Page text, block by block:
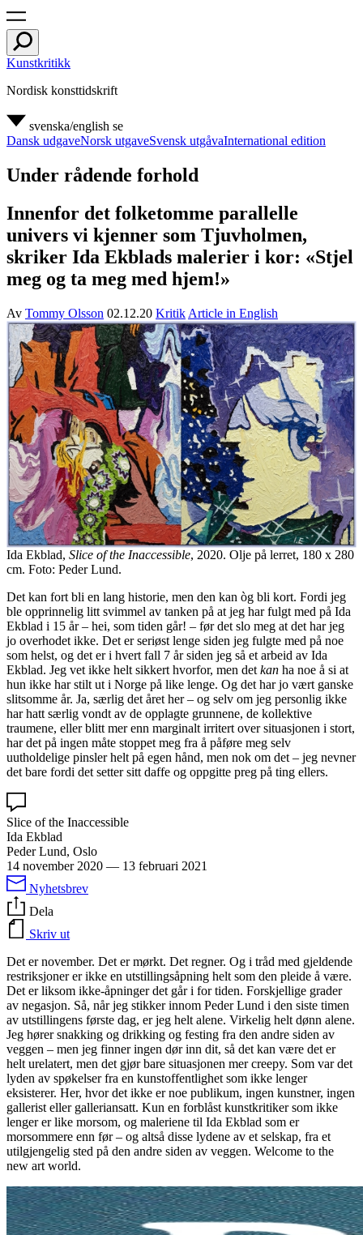
Kunstkritikk
Nordisk konsttidskrift
svenska/english se
Dansk udgaveNorsk utgaveSvensk utgåvaInternational edition
Under rådende forhold
Innenfor det folketomme parallelle
univers vi kjenner som Tjuvholmen,
skriker Ida Ekblads malerier i kor: «Stjel
meg og ta meg med hjem!»
Av Tommy Olsson 02.12.20 Kritik Article in English
Ida Ekblad, Slice of the Inaccessible, 2020. Olje på lerret, 180 x 280
cm. Foto: Peder Lund.
Det kan fort bli en lang historie, men den kan òg bli kort. Fordi jeg
ble opprinnelig litt svimmel av tanken på at jeg har fulgt med på Ida
Ekblad i 15 år – hei, som tiden går! – før det slo meg at det har jeg
jo overhodet ikke. Det er seriøst lenge siden jeg fulgte med på noe
som helst, og det er i hvert fall 7 år siden jeg så et arbeid av Ida
Ekblad. Jeg vet ikke helt sikkert hvorfor, men det kan ha noe å si at
hun ikke har stilt ut i Norge på like lenge. Og det har jo vært ganske
slitsomme år. Ja, særlig det året her – og selv om jeg personlig ikke
har hatt særlig vondt av de opplagte grunnene, de kollektive
traumene, eller blitt mer enn marginalt irritert over situasjonen i stort,
har det på ingen måte stoppet meg fra å påføre meg selv
uutholdelige pinsler helt på egen hånd, men nok om det – jeg nevner
det bare fordi det setter sitt daffe og oppgitte preg på ting ellers.
Slice of the Inaccessible
Ida Ekblad
Peder Lund, Oslo
14 november 2020 — 13 februari 2021
Nyhetsbrev
Dela
Skriv ut
Det er november. Det er mørkt. Det regner. Og i tråd med gjeldende
restriksjoner er ikke en utstillingsåpning helt som den pleide å være.
Det er liksom ikke-åpninger det går i for tiden. Forskjellige grader
av negasjon. Så, når jeg stikker innom Peder Lund i den siste timen
av utstillingens første dag, er jeg helt alene. Virkelig helt dønn alene.
Jeg hører snakking og drikking og festing fra den andre siden av
veggen – men jeg finner ingen dør inn dit, så det kan være det er
helt urelatert, men det gjør bare situasjonen mer creepy. Som var det
lyden av spøkelser fra en kunstoffentlighet som ikke lenger
eksisterer. Her, hvor det ikke er noe publikum, ingen kunstner, ingen
gallerist eller galleriansatt. Kun en forblåst kunstkritiker som ikke
lenger er like morsom, og maleriene til Ida Ekblad som er
morsommere enn før – og altså disse lydene av et selskap, fra et
utilgjengelig sted på den andre siden av veggen. Welcome to the
new art world.